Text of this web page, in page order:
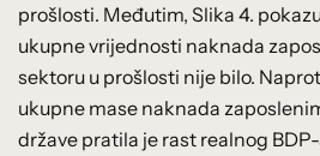
prošlosti. Međutim, Slika 4.
ukupne vrijednosti naknada
sektoru u prošlosti nije bilo.
ukupne mase naknada
države pratila je rast realnog